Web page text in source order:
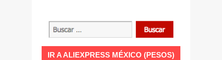
IR A ALIEXPRESS MÉXICO (PESOS)